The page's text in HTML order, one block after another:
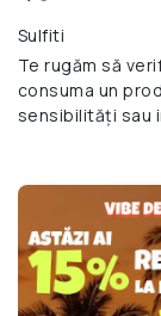
Sulfiti
Te rugăm să
consuma un
sensibilități sau